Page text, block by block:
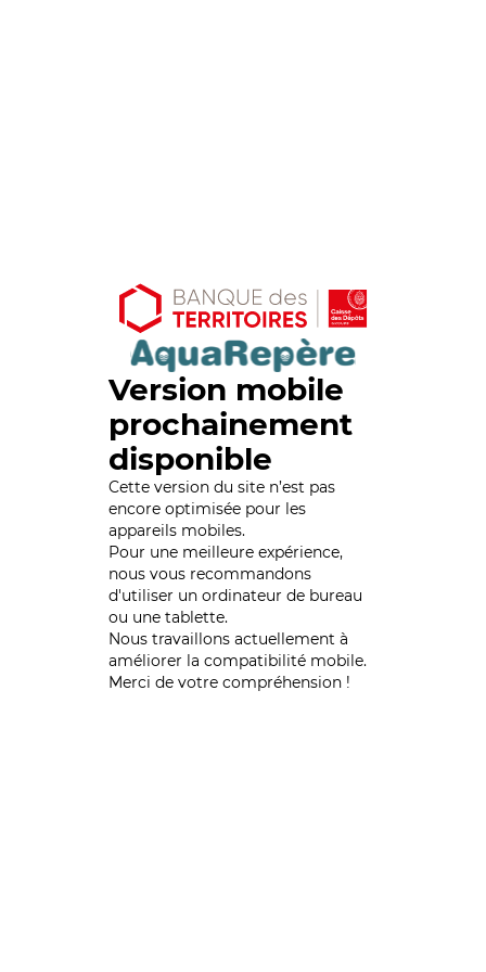
Version mobile
prochainement
disponible
Cette version du site n’est pas
encore optimisée pour les
appareils mobiles.
Pour une meilleure expérience,
nous vous recommandons
d'utiliser un ordinateur de bureau
ou une tablette.
Nous travaillons actuellement à
améliorer la compatibilité mobile.
Merci de votre compréhension !